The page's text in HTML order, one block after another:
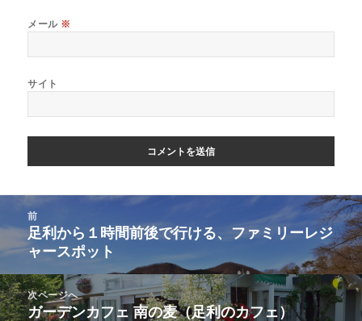
メール ※
サイト
前
足利から１時間前後で行ける、ファミリーレジ
ャースポット
次ページへ
ガーデンカフェ 南の麦（足利のカフェ）